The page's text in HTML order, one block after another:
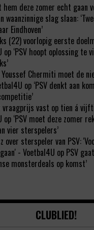
hem deze zomer echt gaan
waanzinnige slag slaan:
Eindhoven’
(22) voorlopig eerste
op ‘PSV hoopt oplossing te
Chermiti moet de
op ‘PSV denkt aan
vraagprijs vast op tien á
op ‘PSV moet deze zomer
vier sterspelers’
over sterspeler van PSV:
- Voetbal4U op PSV
monsterdeals op komst’
CLUBLIED!